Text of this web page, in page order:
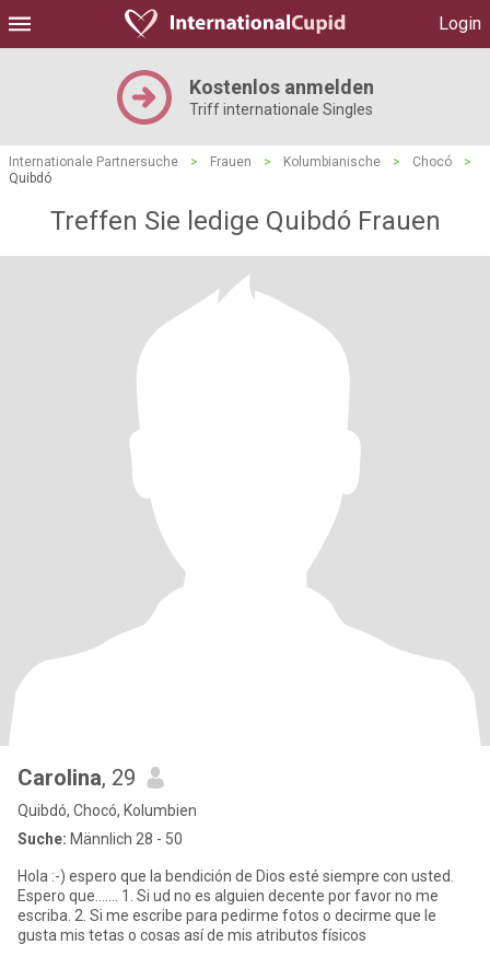
Login
Kostenlos anmelden
Triff internationale Singles
Internationale Partnersuche > Frauen > Kolumbianische > Chocó
>
Quibdó
Treffen Sie ledige Quibdó Frauen
Carolina, 29
Quibdó, Chocó, Kolumbien
Suche: Männlich 28 - 50
Hola :-) espero que la bendición de Dios esté siempre con usted.
Espero que....... 1. Si ud no es alguien decente por favor no me
escriba. 2. Si me escribe para pedirme fotos o decirme que le
gusta mis tetas o cosas así de mis atributos físicos